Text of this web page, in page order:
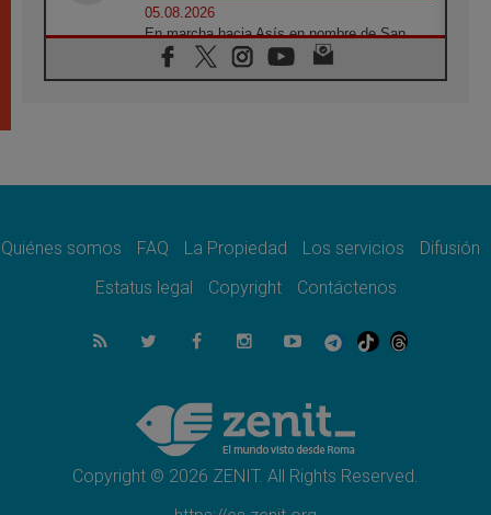
05.08.2026
En marcha hacia Asís en nombre de San
Francisco, a la espera de León
05.08.2026
quienes bendicen la guerra
Ucrania: Ataque masivo en Kyiv durante la
05.08.2026
Colombo: "La visita del Papa a Argentina
05.08.2026
Iglesia en Uruguay: la visita del Papa
fortalecerá la fe y la esperanza
Quiénes somos FAQ La Propiedad Los servicios
Difusión
Estatus legal
Copyright Contáctenos
Copyright © 2026 ZENIT. All Rights Reserved.